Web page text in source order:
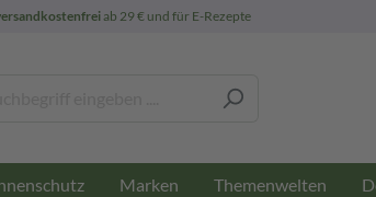
ab 29 € und für E-Rezepte
Marken Themenwelten